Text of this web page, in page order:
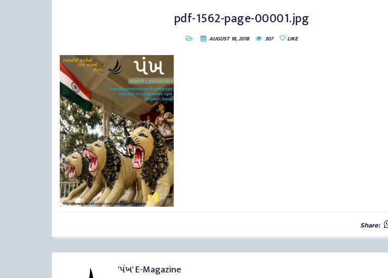
pdf-1562-page-00001.jpg
AUGUST 18, 2018 307 LIKE
Share:
'પંખ' E-Magazine